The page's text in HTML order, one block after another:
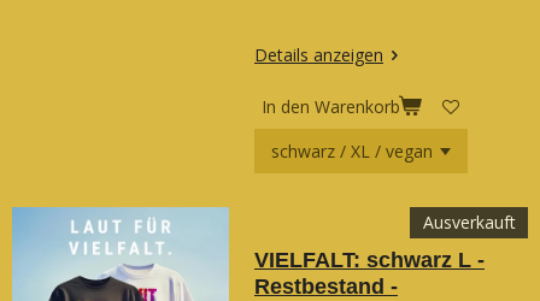
Details anzeigen
In den Warenkorb
Ausverkauft
VIELFALT: schwarz L -
Restbestand -